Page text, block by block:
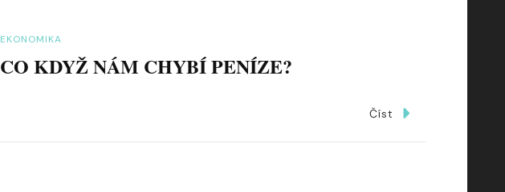
EKONOMIKA
CO KDYŽ NÁM CHYBÍ PENÍZE?
Číst